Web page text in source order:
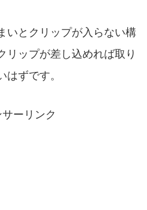
いとクリップが入らない構
リップが差し込めれば取り
ずです。
サーリンク